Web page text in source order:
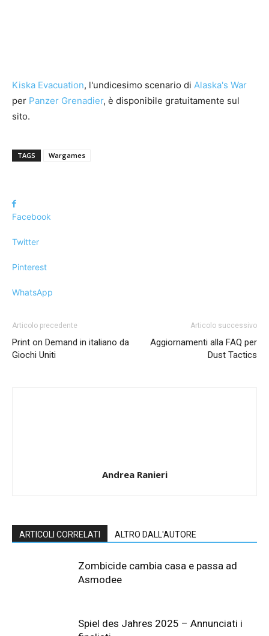
Kiska Evacuation, l'undicesimo scenario di Alaska's War
per Panzer Grenadier, è disponibile gratuitamente sul
sito.
TAGS Wargames
Facebook
Twitter
Pinterest
WhatsApp
Articolo precedente
Print on Demand in italiano da
Giochi Uniti
Articolo successivo
Aggiornamenti alla FAQ per
Dust Tactics
Andrea Ranieri
ARTICOLI CORRELATI ALTRO DALL'AUTORE
Zombicide cambia casa e passa ad
Asmodee
Spiel des Jahres 2025 – Annunciati i